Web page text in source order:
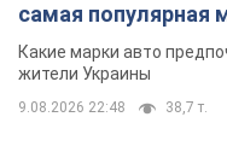
самая популярная
Какие марки авто
жители Украины
9.08.2026 22:48 38,7 т.